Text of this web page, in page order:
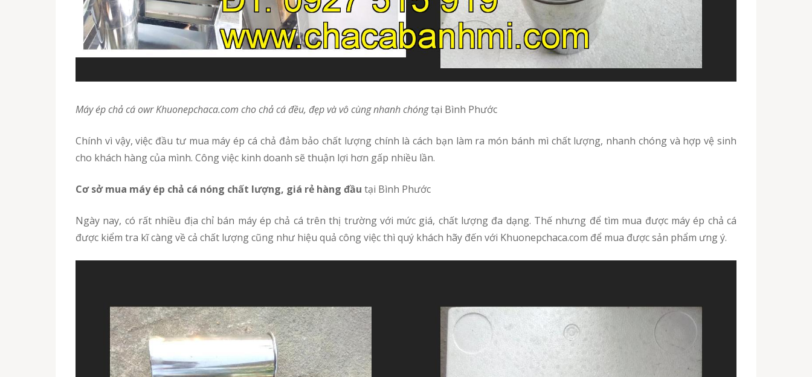
Máy ép chả cá owr Khuonepchaca.com cho chả cá đều, đẹp và vô cùng nhanh chóngtại Bình Phước
Chính vì vậy, việc đầu tư mua máy ép cá chả đảm bảo chất lượng chính là cách bạn làm ra món bánh mì chất lượng, nhanh chóng và hợp vệ sinh
cho khách hàng của mình. Công việc kinh doanh sẽ thuận lợi hơn gấp nhiều lần.
Cơ sở mua máy ép chả cá nóng chất lượng, giá rẻ hàng đầu tại Bình Phước
Ngày nay, có rất nhiều địa chỉ bán máy ép chả cá trên thị trường với mức giá, chất lượng đa dạng. Thế nhưng để tìm mua được máy ép chả cá
được kiểm tra kĩ càng về cả chất lượng cũng như hiệu quả công việc thì quý khách hãy đến với Khuonepchaca.com để mua được sản phẩm ưng ý.